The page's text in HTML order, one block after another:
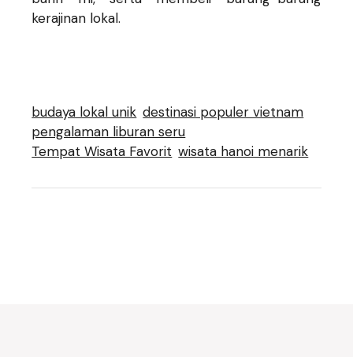
kerajinan lokal.
budaya lokal unik destinasi populer vietnam
pengalaman liburan seru
Tempat Wisata Favorit wisata hanoi menarik